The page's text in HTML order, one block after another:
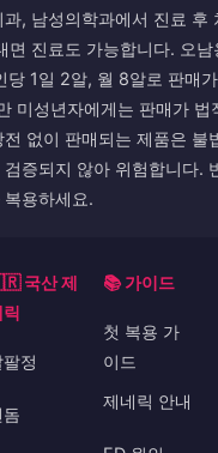
, 남성의학과에서 진료 후
면 진료도 가능합니다. 오남
당 1일 2알, 월 8알로 판매
미성년자에게는 판매가 법
없이 판매되는 제품은 불
증되지 않아 위험합니다.
용하세요.
국산 제
릭
팔정
📚 가이드
첫 복용 가
이드
제네릭 안내